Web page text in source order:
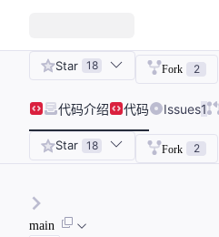
Star 18 Fork 2
代码介绍 代码 Issues1
Star 18 Fork 2
main